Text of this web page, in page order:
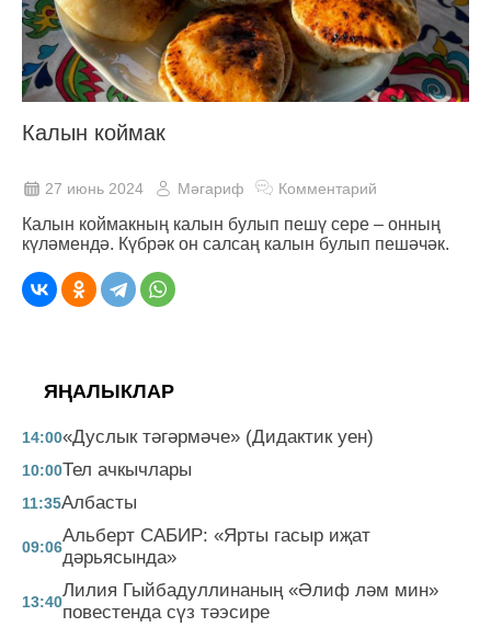
Калын коймак
27 июнь 2024 Мәгариф Комментарий
Калын коймакның калын булып пешү сере – онның
күләмендә. Күбрәк он салсаң калын булып пешәчәк.
ЯҢАЛЫКЛАР
14:00«Дуслык тәгәрмәче» (Дидактик уен)
10:00Тел ачкычлары
11:35Албасты
09:06
Альберт САБИР: «Ярты гасыр иҗат
дәрьясында»
13:40
Лилия Гыйбадуллинаның «Әлиф ләм мин»
повестенда сүз тәэсире